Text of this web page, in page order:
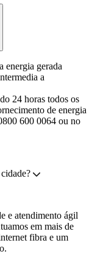
energia gerada
a
24 horas todos os
de energia
600 0064 ou no
e atendimento ágil
em mais de
fibra e um